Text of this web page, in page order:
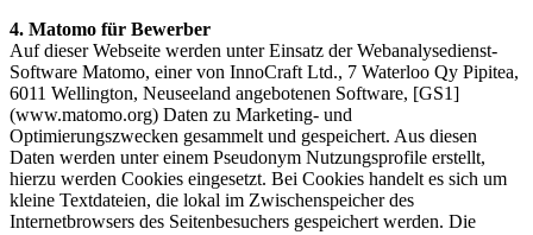
4. Matomo für Bewerber
Auf dieser Webseite werden unter Einsatz der Webanalysedienst-
Software Matomo, einer von InnoCraft Ltd., 7 Waterloo Qy Pipitea,
6011 Wellington, Neuseeland angebotenen Software, [GS1]
(www.matomo.org) Daten zu Marketing- und
Optimierungszwecken gesammelt und gespeichert. Aus diesen
Daten werden unter einem Pseudonym Nutzungsprofile erstellt,
hierzu werden Cookies eingesetzt. Bei Cookies handelt es sich um
kleine Textdateien, die lokal im Zwischenspeicher des
Internetbrowsers des Seitenbesuchers gespeichert werden. Die